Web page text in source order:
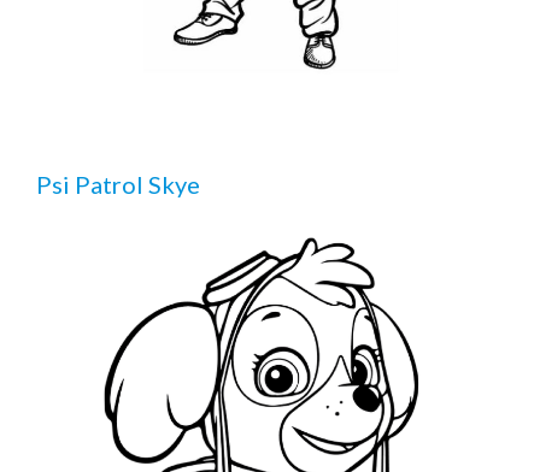
Psi Patrol Skye